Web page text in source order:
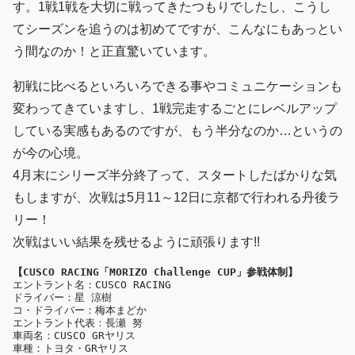
す。1戦1戦を大切に戦ってきたつもりでしたし、こうし
てシーズンを追うのは初めてですが、こんなにもあっとい
う間なのか！と正直驚いています。
初戦に比べるといろいろできる事やコミュニケーションも
変わってきていますし、1戦完走するごとにレベルアップ
している実感もあるのですが、もう半分なのか…というの
が今の心境。
4月末にシリーズ半分終了って、スタートしたばかりな気
もしますが、次戦は5月11～12日に京都で行われる丹後ラ
リー！
次戦はいい結果を残せるように頑張ります!!
【CUSCO RACING「MORIZO Challenge CUP」参戦体制】
エントラント名：CUSCO RACING
ドライバー：星 涼樹
コ・ドライバー：梅本まどか
エントラント代表：長瀬 努
車両名：CUSCO GRヤリス
車種：トヨタ・GRヤリス